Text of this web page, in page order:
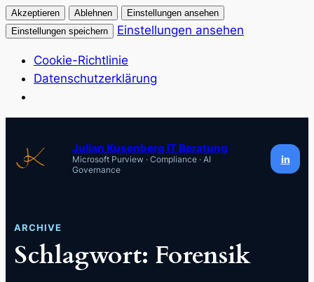
Akzeptieren Ablehnen
Einstellungen ansehen
Einstellungen speichern
Einstellungen ansehen
Cookie-Richtlinie
Datenschutzerklärung
springen
Julian Kusenberg IT Beratung
Microsoft Purview · Compliance · AI
Governance
in
ARCHIVE
Schlagwort: Forensik